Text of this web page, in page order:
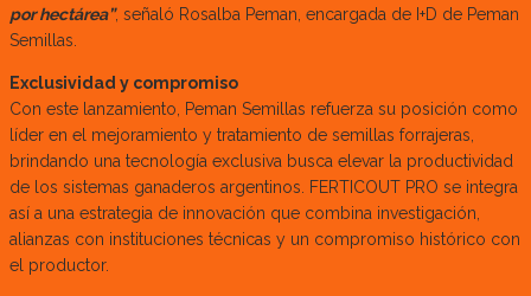
por hectárea”, señaló Rosalba Peman, encargada de I+D de Peman
Semillas.
Exclusividad y compromiso
Con este lanzamiento, Peman Semillas refuerza su posición como
líder en el mejoramiento y tratamiento de semillas forrajeras,
brindando una tecnología exclusiva busca elevar la productividad
de los sistemas ganaderos argentinos. FERTICOUT PRO se integra
así a una estrategia de innovación que combina investigación,
alianzas con instituciones técnicas y un compromiso histórico con
el productor.